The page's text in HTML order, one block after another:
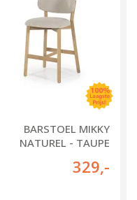
BARSTOEL MIKKY
NATUREL - TAUPE
329,-